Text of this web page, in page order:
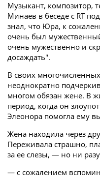
Музыкант, композитор,
Минаев в беседе с RT
знал, что Юра, к
очень был
очень мужественно и
досаждать".
В своих
неоднократно
многом обязан жене. В
период, когда он
Элеонора помогла ему
Жена находила через
Переживала страшно,
за ее слезы, — но ни
— с сожалением